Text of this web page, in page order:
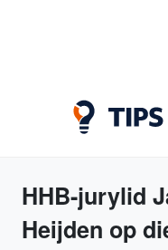
HHB-jurylid
Heijden op